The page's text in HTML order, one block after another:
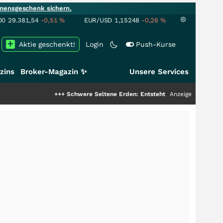
sichern.
29.381,54 -0,51% EUR/USD 1,15248 -0,26 %
Login Push-Kurse
Aktie geschenkt!
Broker-Magazin ✨ Unsere Services
Schwere Seltene Erden: Entsteht hier die nächste
Anzeige